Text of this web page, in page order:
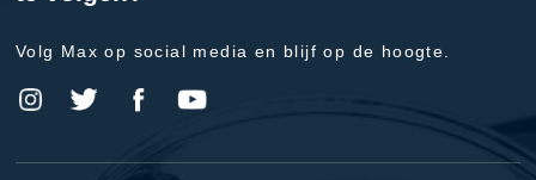
Volg Max op social media en blijf op de hoogte.